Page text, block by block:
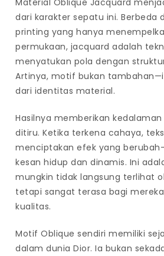
dari karakter sepatu ini. Berbeda
printing yang hanya
permukaan, jacquard adalah
menyatukan pola dengan
Artinya, motif bukan
dari identitas material.
Hasilnya memberikan
ditiru. Ketika terkena cahaya,
menciptakan efek yang
kesan hidup dan dinamis. Ini
mungkin tidak langsung terlihat
tetapi sangat terasa bagi
kualitas.
Motif Oblique sendiri memiliki
dalam dunia Dior. Ia bukan